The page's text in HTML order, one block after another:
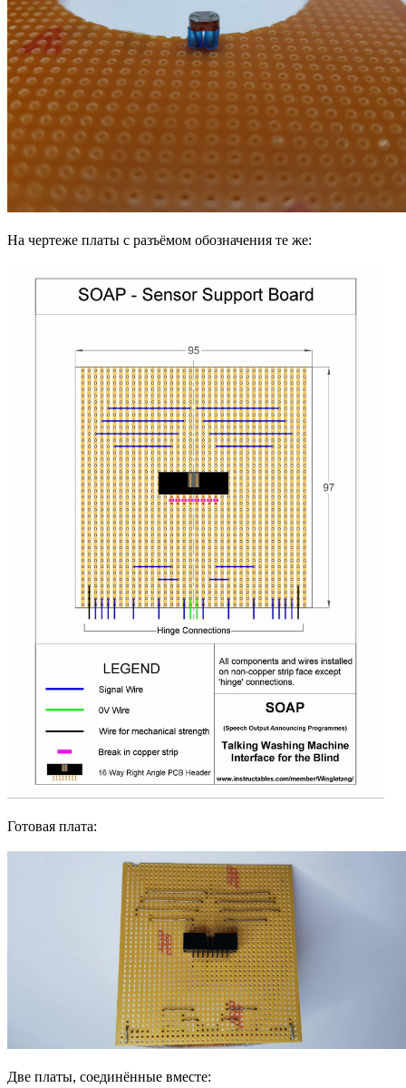
На чертеже платы с разъёмом обозначения те же:
Готовая плата:
Две платы, соединённые вместе: